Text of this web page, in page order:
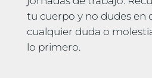
tu cuerpo y no dudes en
cualquier duda o
lo primero.